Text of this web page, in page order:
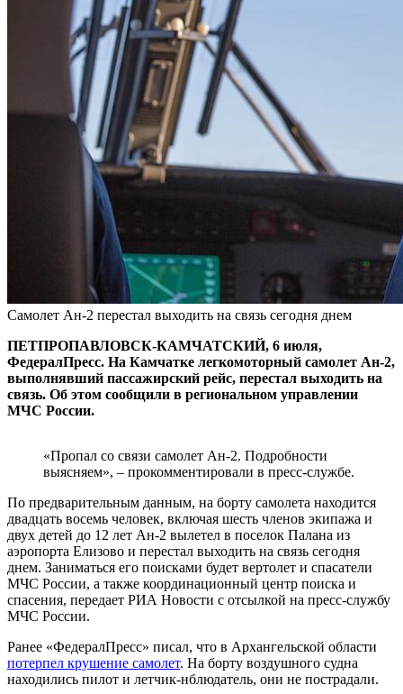
Самолет Ан-2 перестал выходить на связь сегодня днем
ПЕТПРОПАВЛОВСК-КАМЧАТСКИЙ, 6 июля,
ФедералПресс. На Камчатке легкомоторный самолет Ан-2,
выполнявший пассажирский рейс, перестал выходить на
связь. Об этом сообщили в региональном управлении
МЧС России.
«Пропал со связи самолет Ан-2. Подробности
выясняем», – прокомментировали в пресс-службе.
По предварительным данным, на борту самолета находится
двадцать восемь человек, включая шесть членов экипажа и
двух детей до 12 лет Ан-2 вылетел в поселок Палана из
аэропорта Елизово и перестал выходить на связь сегодня
днем. Заниматься его поисками будет вертолет и спасатели
МЧС России, а также координационный центр поиска и
спасения, передает РИА Новости с отсылкой на пресс-службу
МЧС России.
Ранее «ФедералПресс» писал, что в Архангельской области
потерпел крушение самолет. На борту воздушного судна
находились пилот и летчик-нблюдатель, они не пострадали.